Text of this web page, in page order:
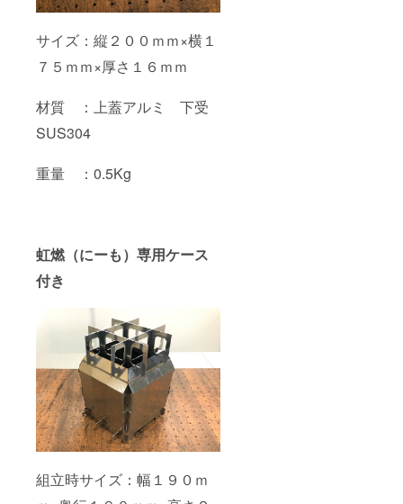
サイズ：縦２００ｍｍ×横１
７５ｍｍ×厚さ１６ｍｍ
材質 ：上蓋アルミ 下受
SUS304
重量 ：0.5Kg
虹燃（にーも）専用ケース
付き
組立時サイズ：幅１９０ｍ